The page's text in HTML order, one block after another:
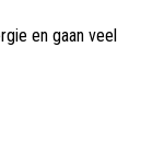
en gaan veel